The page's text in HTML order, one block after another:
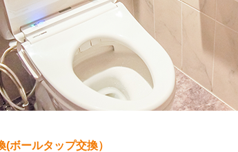
ボールタップ交換）